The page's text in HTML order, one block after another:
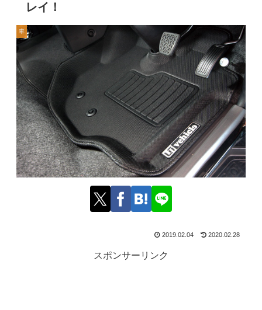
レイ！
車
2019.02.04 2020.02.28
スポンサーリンク